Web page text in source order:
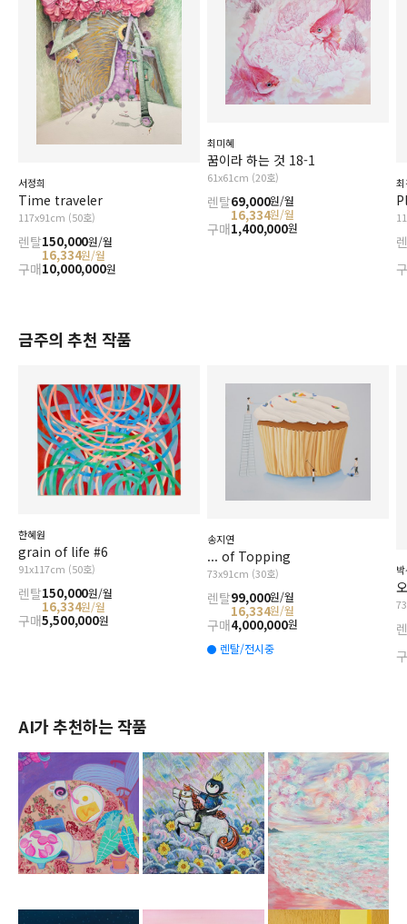
서정희
Time traveler
117x91cm (50호)
렌탈150,000원/월
16,334원/월
구매10,000,000원
최미혜
꿈이라 하는 것 18-1
61x61cm (20호)
렌탈69,000원/월
16,334원/월
구매1,400,000원
금주의 추천 작품
한혜원
grain of life #6
91x117cm (50호)
렌탈150,000원/월
16,334원/월
구매5,500,000원
송지연
... of Topping
73x91cm (30호)
렌탈99,000원/월
16,334원/월
구매4,000,000원
렌탈/전시중
AI가 추천하는 작품